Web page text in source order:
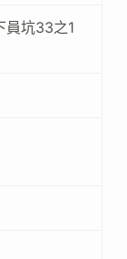
員坑33之1